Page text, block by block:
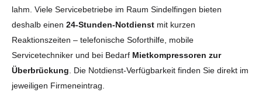
lahm. Viele Servicebetriebe im Raum Sindelfingen bieten
deshalb einen 24-Stunden-Notdienst mit kurzen
Reaktionszeiten – telefonische Soforthilfe, mobile
Servicetechniker und bei Bedarf Mietkompressoren zur
Überbrückung. Die Notdienst-Verfügbarkeit finden Sie direkt im
jeweiligen Firmeneintrag.